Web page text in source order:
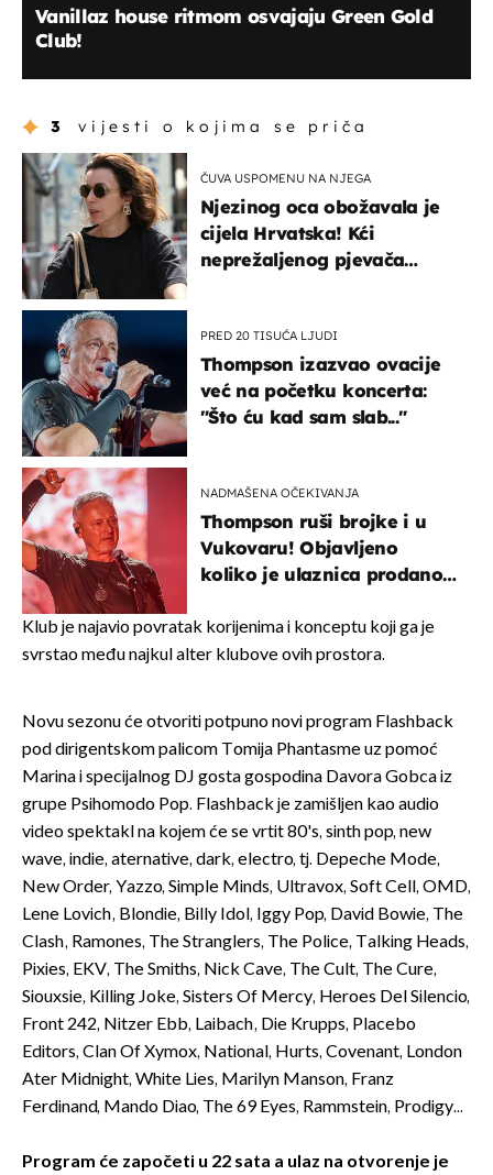
Vanillaz house ritmom osvajaju Green Gold
Club!
3 vijesti o kojima se priča
ČUVA USPOMENU NA NJEGA
Njezinog oca obožavala je
cijela Hrvatska! Kći
neprežaljenog pjevača
PRED 20 TISUĆA LJUDI
Thompson izazvao ovacije
već na početku koncerta:
"Što ću kad sam slab..."
NADMAŠENA OČEKIVANJA
Thompson ruši brojke i u
Vukovaru! Objavljeno
koliko je ulaznica prodano
Klub je najavio povratak korijenima i konceptu koji ga je
svrstao među najkul alter klubove ovih prostora.
Novu sezonu će otvoriti potpuno novi program Flashback
pod dirigentskom palicom Tomija Phantasme uz pomoć
Marina i specijalnog DJ gosta gospodina Davora Gobca iz
grupe Psihomodo Pop. Flashback je zamišljen kao audio
video spektakl na kojem će se vrtit 80's, sinth pop, new
wave, indie, aternative, dark, electro, tj. Depeche Mode,
New Order, Yazzo, Simple Minds, Ultravox, Soft Cell, OMD,
Lene Lovich, Blondie, Billy Idol, Iggy Pop, David Bowie, The
Clash, Ramones, The Stranglers, The Police, Talking Heads,
Pixies, EKV, The Smiths, Nick Cave, The Cult, The Cure,
Siouxsie, Killing Joke, Sisters Of Mercy, Heroes Del Silencio,
Front 242, Nitzer Ebb, Laibach, Die Krupps, Placebo
Editors, Clan Of Xymox, National, Hurts, Covenant, London
Ater Midnight, White Lies, Marilyn Manson, Franz
Ferdinand, Mando Diao, The 69 Eyes, Rammstein, Prodigy...
Program će započeti u 22 sata a ulaz na otvorenje je